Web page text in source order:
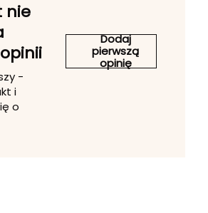
nie
-
i
o
Dodaj
pierwszą
opinię